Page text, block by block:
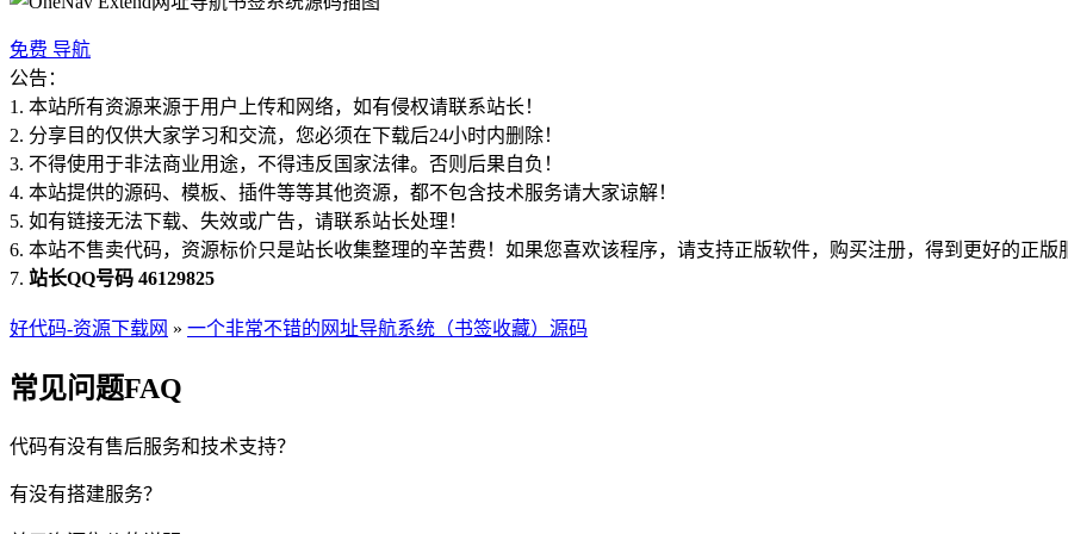
免费 导航
公告：
1. 本站所有资源来源于用户上传和网络，如有侵权请联系站长！
2. 分享目的仅供大家学习和交流，您必须在下载后24小时内删除！
3. 不得使用于非法商业用途，不得违反国家法律。否则后果自负！
4. 本站提供的源码、模板、插件等等其他资源，都不包含技术服务请大家谅解！
5. 如有链接无法下载、失效或广告，请联系站长处理！
6. 本站不售卖代码，资源标价只是站长收集整理的辛苦费！如果您喜欢该程序，请支持正版软件，购买注册，得到更好的正版
7. 站长QQ号码 46129825
好代码-资源下载网 » 一个非常不错的网址导航系统（书签收藏）源码
常见问题FAQ
代码有没有售后服务和技术支持？
有没有搭建服务？